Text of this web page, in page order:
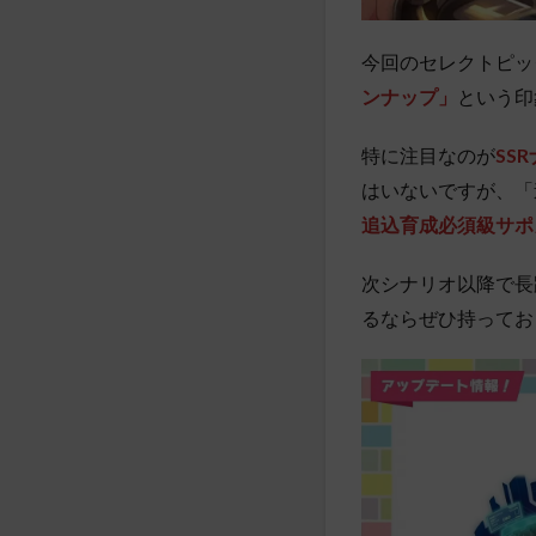
今回のセレクトピ
ンナップ」
という
特に注目なのが
はいないですが、
追込育成必須級サ
次シナリオ以降で
るならぜひ持って